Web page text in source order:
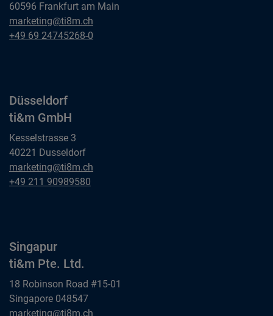
60596 Frankfurt am Main
Frankfurt am Main
ti&m GmbH
marketing@ti8m.ch
Frankfurt am Main
+49 69 24745268-0
Düsseldorf
ti&m GmbH
Kesselstrasse 3
40221 Dusseldorf
Düsseldorf
ti&m GmbH
marketing@ti8m.ch
Düsseldorf
+49 211 90989580
Singapur
ti&m Pte. Ltd.
18 Robinson Road #15-01
Singapore 048547
Singapur
marketing@ti8m.ch